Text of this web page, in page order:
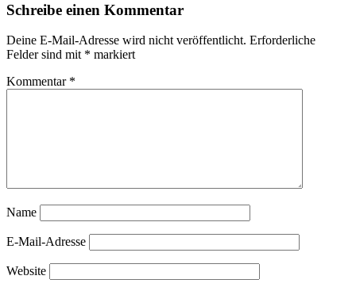
Schreibe einen Kommentar
Deine E-Mail-Adresse wird nicht veröffentlicht. Erforderliche
Felder sind mit * markiert
Kommentar *
Name
E-Mail-Adresse
Website